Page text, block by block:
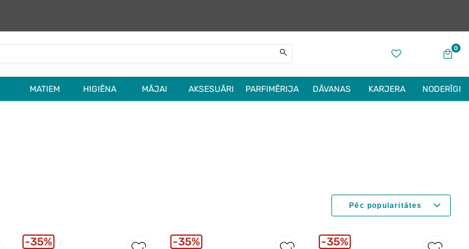
0
MATIEM HIGIĒNA MĀJAI AKSESUĀRI PARFIMĒRIJA DĀVANAS KARJERA NODERĪGI
35% 35% 35%